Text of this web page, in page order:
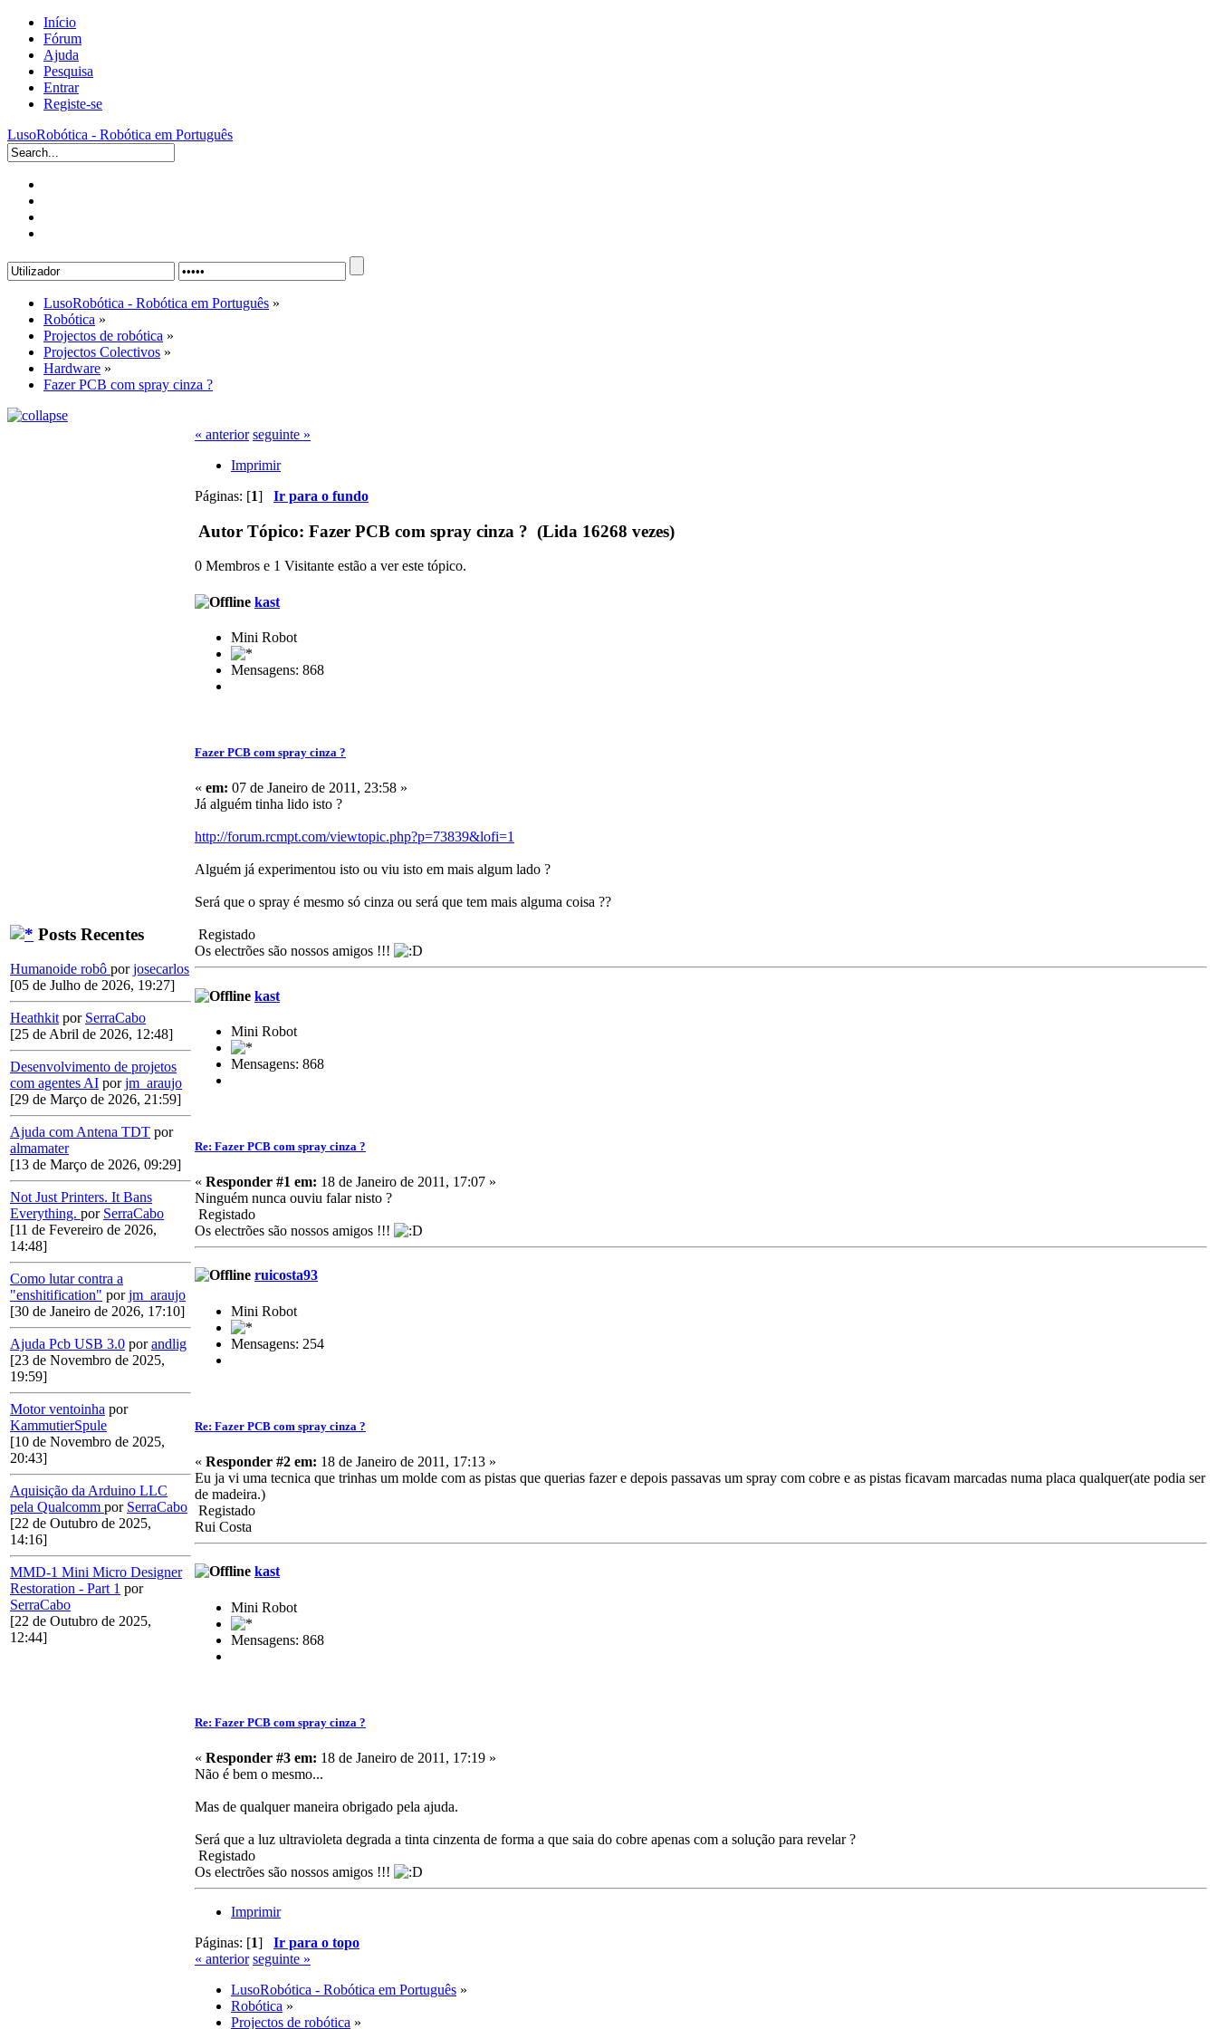
Início
Fórum
Ajuda
Pesquisa
Entrar
Registe-se
LusoRobótica - Robótica em Português
LusoRobótica - Robótica em Português »
Robótica »
Projectos de robótica »
Projectos Colectivos »
Hardware »
Fazer PCB com spray cinza ?
Posts Recentes
Humanoide robô porjosecarlos
[05 de Julho de 2026, 19:27]
Heathkit por SerraCabo
[25 de Abril de 2026, 12:48]
Desenvolvimento de projetos
com agentes AI porjm_araujo
[29 de Março de 2026, 21:59]
Ajuda com Antena TDT por
almamater
[13 de Março de 2026, 09:29]
Not Just Printers. It Bans
Everything. por SerraCabo
[11 de Fevereiro de 2026,
14:48]
Como lutar contra a
"enshitification" porjm_araujo
[30 de Janeiro de 2026, 17:10]
Ajuda Pcb USB 3.0 porandlig
[23 de Novembro de 2025,
19:59]
Motor ventoinha por
KammutierSpule
[10 de Novembro de 2025,
20:43]
Aquisição da Arduino LLC
pela Qualcomm por SerraCabo
[22 de Outubro de 2025,
14:16]
MMD-1 Mini Micro Designer
Restoration - Part 1 por
SerraCabo
[22 de Outubro de 2025,
12:44]
« anterior seguinte »
Imprimir
Páginas: [1] Ir para o fundo
Autor Tópico: Fazer PCB com spray cinza ? (Lida 16268 vezes)
0 Membros e 1 Visitante estão a ver este tópico.
kast
Mini Robot
Mensagens: 868
Fazer PCB com spray cinza ?
« em: 07 de Janeiro de 2011, 23:58 »
Já alguém tinha lido isto ?
http://forum.rcmpt.com/viewtopic.php?p=73839&lofi=1
Alguém já experimentou isto ou viu isto em mais algum lado ?
Será que o spray é mesmo só cinza ou será que tem mais alguma coisa ??
Registado
Os electrões são nossos amigos !!!
kast
Mini Robot
Mensagens: 868
Re: Fazer PCB com spray cinza ?
« Responder #1 em: 18 de Janeiro de 2011, 17:07 »
Ninguém nunca ouviu falar nisto ?
Registado
Os electrões são nossos amigos !!!
ruicosta93
Mini Robot
Mensagens: 254
Re: Fazer PCB com spray cinza ?
« Responder #2 em: 18 de Janeiro de 2011, 17:13 »
Eu ja vi uma tecnica que trinhas um molde com as pistas que querias fazer e depois passavas um spray com cobre e as pistas ficavam marcadas numa placa qualquer(ate podia ser
de madeira.)
Registado
Rui Costa
kast
Mini Robot
Mensagens: 868
Re: Fazer PCB com spray cinza ?
« Responder #3 em: 18 de Janeiro de 2011, 17:19 »
Não é bem o mesmo...
Mas de qualquer maneira obrigado pela ajuda.
Será que a luz ultravioleta degrada a tinta cinzenta de forma a que saia do cobre apenas com a solução para revelar ?
Registado
Os electrões são nossos amigos !!!
Imprimir
Páginas: [1] Ir para o topo
« anterior seguinte »
LusoRobótica - Robótica em Português »
Robótica »
Projectos de robótica »